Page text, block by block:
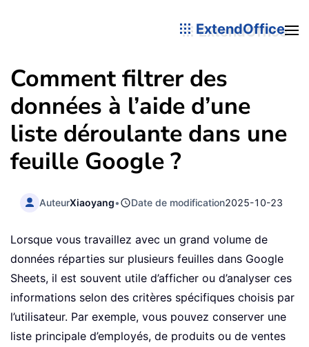
ExtendOffice
Comment filtrer des
données à l’aide d’une
liste déroulante dans une
feuille Google ?
AuteurXiaoyang• Date de modification2025-10-23
Lorsque vous travaillez avec un grand volume de
données réparties sur plusieurs feuilles dans Google
Sheets, il est souvent utile d’afficher ou d’analyser ces
informations selon des critères spécifiques choisis par
l’utilisateur. Par exemple, vous pouvez conserver une
liste principale d’employés, de produits ou de ventes